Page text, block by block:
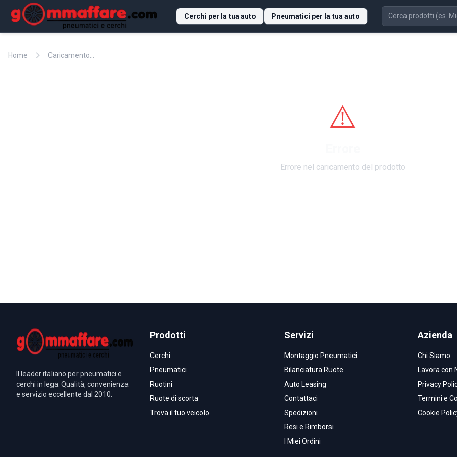
Cerchi per la tua auto Pneumatici per la tua auto
Home chevron_right Caricamento...
⚠️
Errore nel caricamento del prodotto
Il leader italiano per pneumatici e
cerchi in lega. Qualità, convenienza
e servizio eccellente dal 2010.
Prodotti
Cerchi
Pneumatici
Ruotini
Ruote di scorta
Trova il tuo veicolo
Servizi
Montaggio Pneumatici
Bilanciatura Ruote
Auto Leasing
Contattaci
Spedizioni
Resi e Rimborsi
I Miei Ordini
Azienda
Chi Siamo
Lavora con
Privacy
Termini e
Cookie